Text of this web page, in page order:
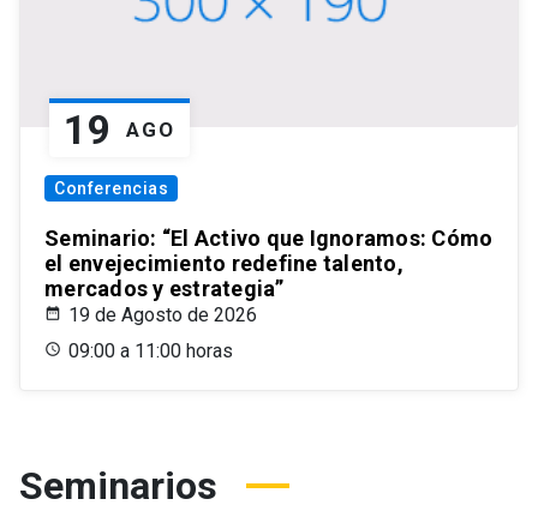
19 AGO
Conferencias
Seminario: “El Activo que Ignoramos: Cómo
el envejecimiento redefine talento,
mercados y estrategia”
19 de Agosto de 2026
09:00 a 11:00 horas
Seminarios